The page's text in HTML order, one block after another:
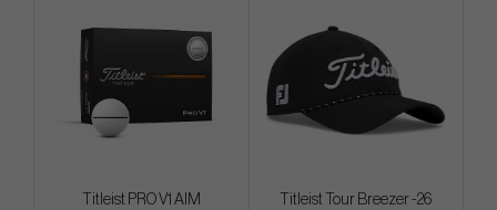
Titleist PRO V1 AIM
Titleist Tour Breezer -26